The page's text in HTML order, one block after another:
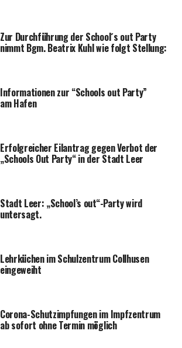
Zur Durch­füh­rung der School´s out Par­ty
nimmt Bgm. Bea­trix Kuhl wie folgt Stellung:
Infor­ma­tio­nen zur “Schools out Par­ty”
am Hafen
Erfolg­rei­cher Eil­an­trag gegen Ver­bot der
„Schools Out Par­ty“ in der Stadt Leer
Stadt Leer: „School’s out“-Party wird
untersagt.
Lehr­kü­chen im Schul­zen­trum Coll­husen
eingeweiht
Coro­na-Schutz­imp­fun­gen im Impf­zen­trum
ab sofort ohne Ter­min möglich